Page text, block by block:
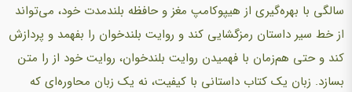
سالگی با بهره‌گیری از هیپوکامپ مغز و حافظه بلندمدت خود، می‌تواند
از خط سیر داستان رمزگشایی کند و روایت بلندخوان را بفهمد و پردازش
کند و حتی هم‌زمان با فهمیدن روایت بلندخوان، روایت خود از را متن
بسازد. زبان یک کتاب داستانی با کیفیت، نه یک زبان محاوره‌ای که